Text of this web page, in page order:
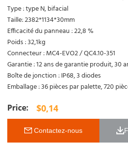
Type : type N, bifacial
Taille: 2382*1134*30mm
Efficacité du panneau : 22,8 %
Poids : 32,1kg
Connecteur : MC4-EVO2 / QC4.10-351
Garantie : 12 ans de garantie produit, 30
Boîte de jonction : IP68, 3 diodes
Emballage : 36 pièces par palette, 720
$0,14
Contactez-nous